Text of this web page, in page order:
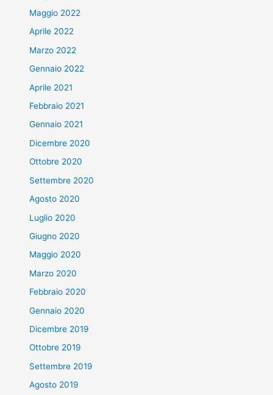
Maggio 2022
Aprile 2022
Marzo 2022
Gennaio 2022
Aprile 2021
Febbraio 2021
Gennaio 2021
Dicembre 2020
Ottobre 2020
Settembre 2020
Agosto 2020
Luglio 2020
Giugno 2020
Maggio 2020
Marzo 2020
Febbraio 2020
Gennaio 2020
Dicembre 2019
Ottobre 2019
Settembre 2019
Agosto 2019